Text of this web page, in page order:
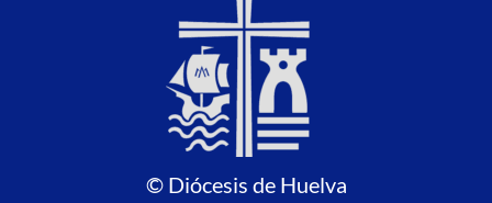
© Diócesis de Huelva